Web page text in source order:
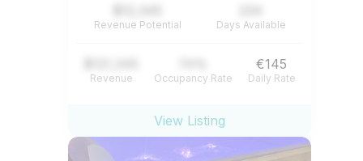
Revenue Potential Days Available
Revenue Occupancy Rate
€145
Daily Rate
View Listing